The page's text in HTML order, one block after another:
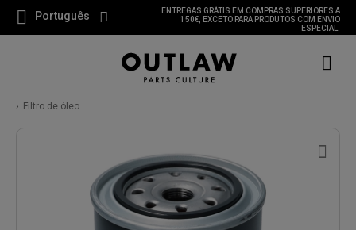
Português
ENTREGAS GRÁTIS EM COMPRAS SUPERIORES A
150€, EXCETO PARA PRODUTOS COM ENVIO
ESPECIAL.
Filtro de óleo